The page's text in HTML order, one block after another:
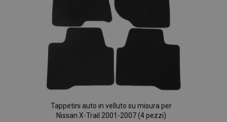
Tappetini auto in velluto su misura per
Nissan X-Trail 2001-2007 (4 pezzi)